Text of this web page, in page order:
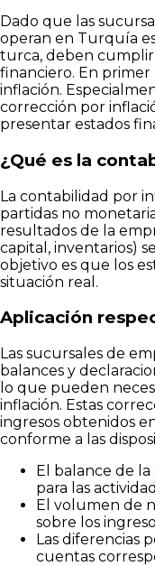
Dado que las
operan en Turquía
turca, deben
financiero. En
inflación.
corrección por
presentar estados
¿Qué es la
La contabilidad por
partidas no
resultados de la
capital, inventarios)
objetivo es que los
situación real.
Aplicación
Las sucursales de
balances y
lo que pueden
inflación. Estas
ingresos obtenidos
conforme a las
El balance de
para las
El volumen de
sobre los
Las diferencias
cuentas